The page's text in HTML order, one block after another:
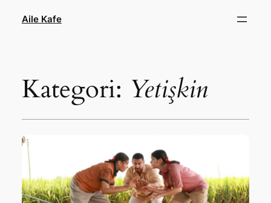
Aile Kafe
Kategori: Yetişkin